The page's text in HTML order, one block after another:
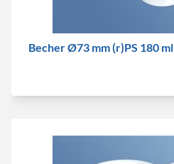
Becher Ø73 mm (r)PS 180 ml